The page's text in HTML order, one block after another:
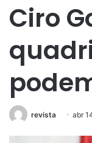
Ciro
revista abr